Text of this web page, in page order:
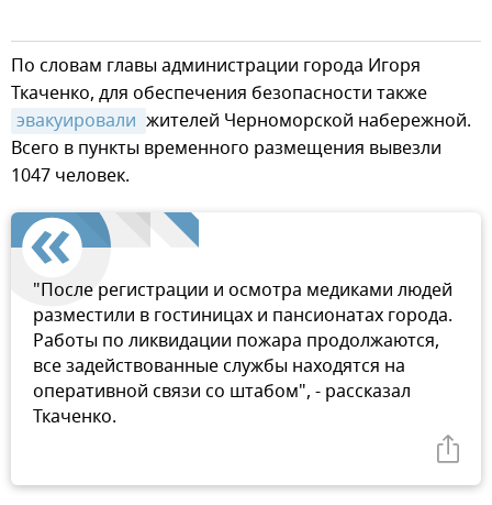
По словам главы администрации города Игоря
Ткаченко, для обеспечения безопасности также
эвакуировали жителей Черноморской набережной.
Всего в пункты временного размещения вывезли
1047 человек.
"После регистрации и осмотра медиками людей
разместили в гостиницах и пансионатах города.
Работы по ликвидации пожара продолжаются,
все задействованные службы находятся на
оперативной связи со штабом", - рассказал
Ткаченко.